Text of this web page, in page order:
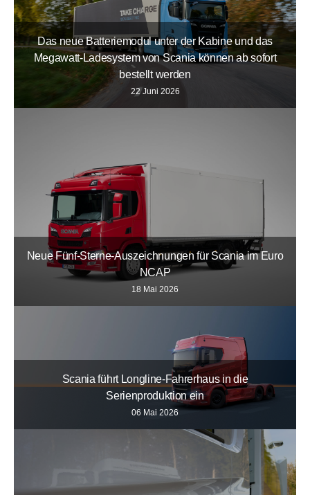
Das neue Batteriemodul unter der Kabine und das
Megawatt-Ladesystem von Scania können ab sofort
bestellt werden
22 Juni 2026
Neue Fünf-Sterne-Auszeichnungen für Scania im Euro
NCAP
18 Mai 2026
Scania führt Longline-Fahrerhaus in die
Serienproduktion ein
06 Mai 2026